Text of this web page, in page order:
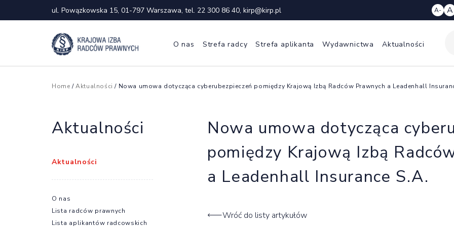
ul. Powązkowska 15, 01-797 Warszawa, tel. 22 300 86 40, kirp@kirp.pl A- A
O nas Strefa radcy Strefa aplikanta Wydawnictwa Aktualności
Home /Aktualności / Nowa umowa dotycząca cyberubezpieczeń pomiędzy Krajową Izbą Radców Prawnych a Leadenhall
Nowa umowa dotycząca
pomiędzy Krajową Izbą
a Leadenhall Insurance S.A.
Wróć do listy artykułów
Aktualności
Aktualności
O nas
Lista radców prawnych
Lista aplikantów radcowskich